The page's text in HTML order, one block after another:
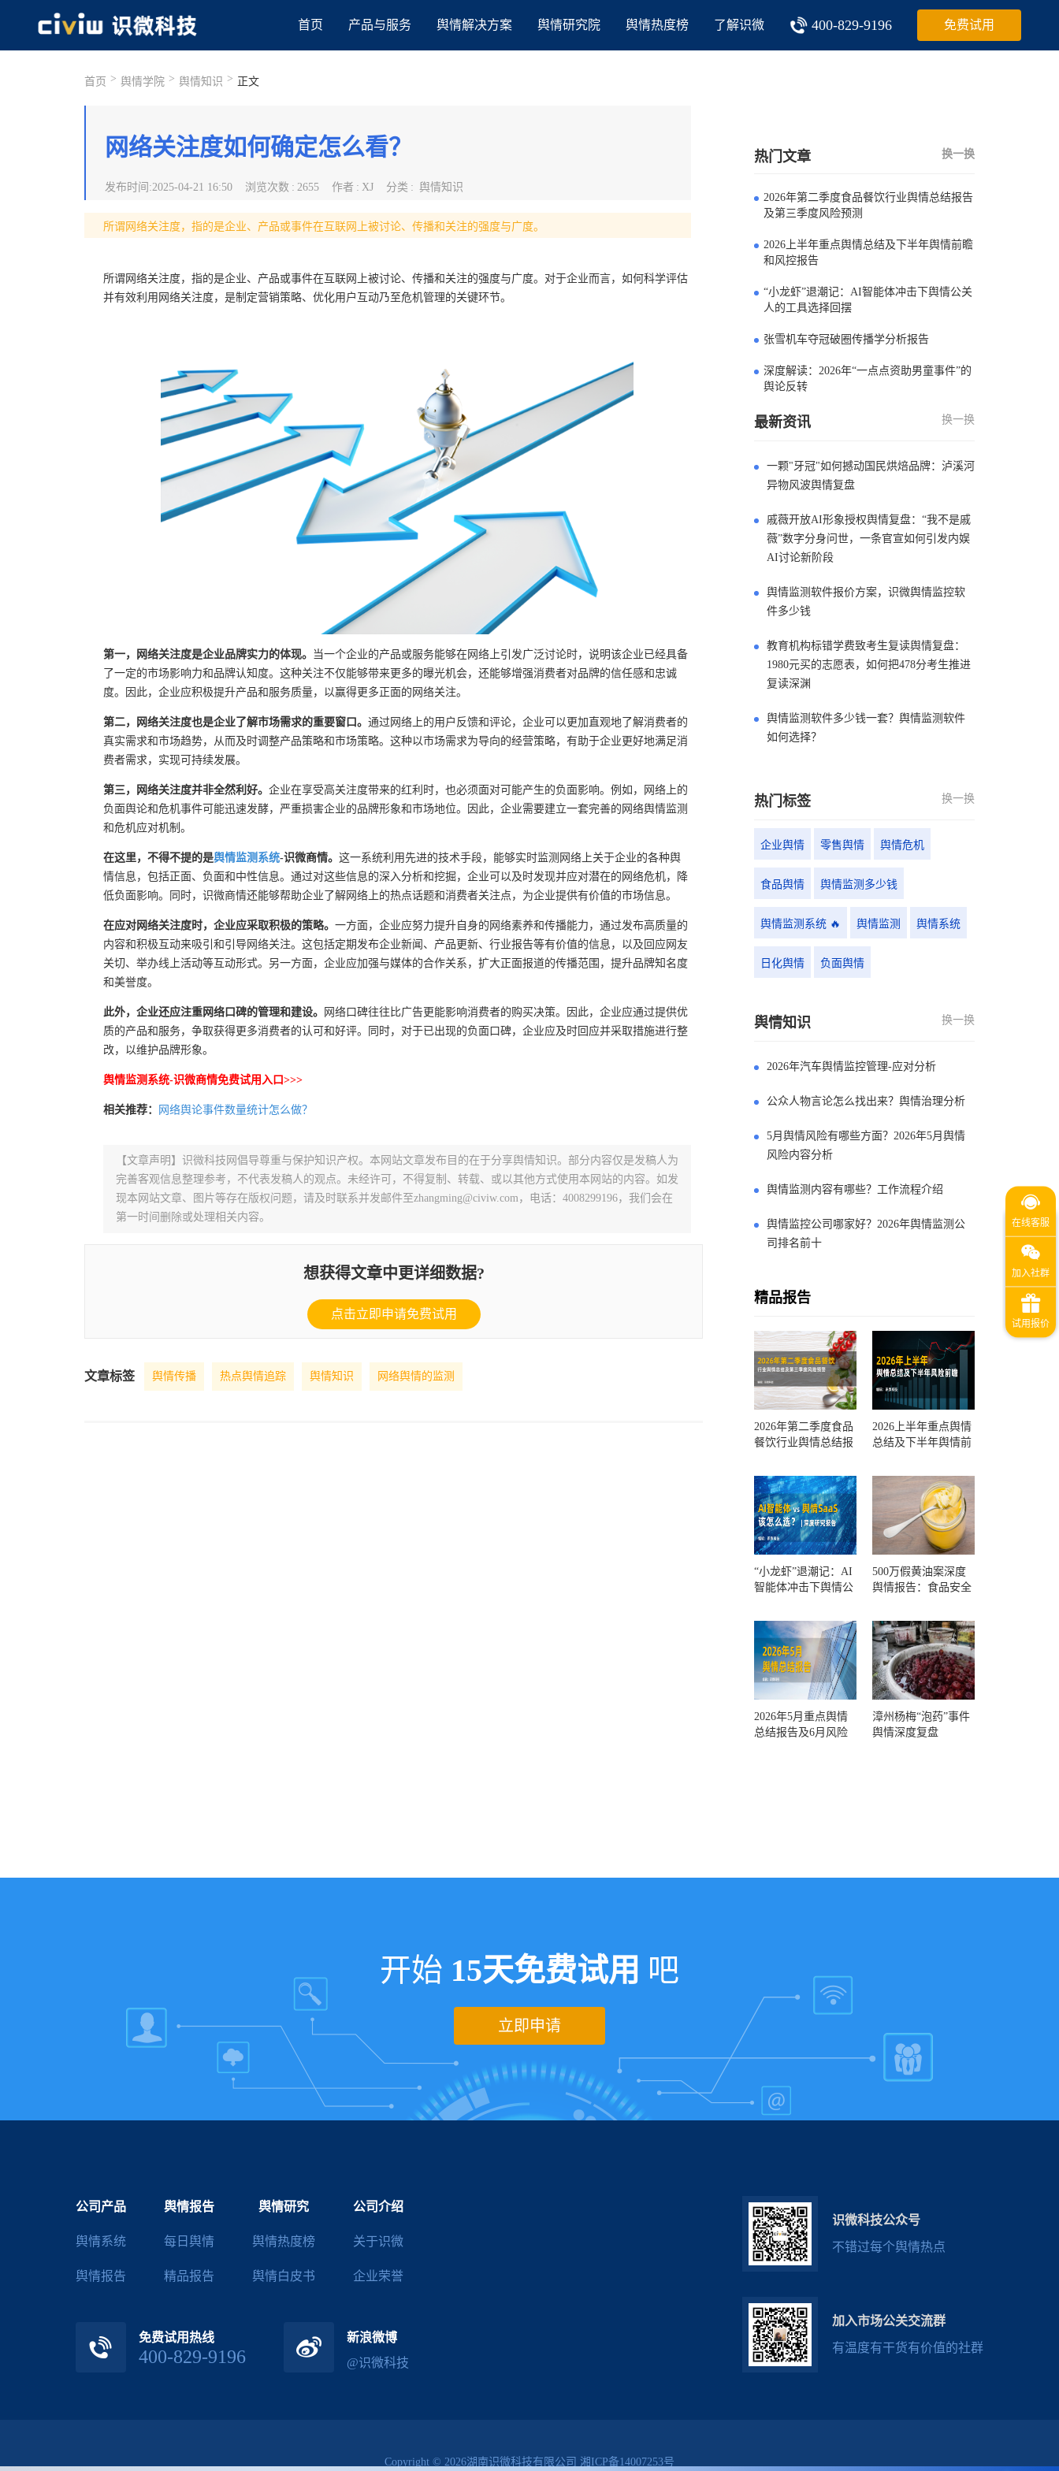
首页 产品与服务 舆情解决方案 舆情研究院 舆情热度榜 了解识微 400-829-9196 免费试用
首页 > 舆情学院 > 舆情知识 > 正文
网络关注度如何确定怎么看？
发布时间 :2025-04-21 16:50 浏览次数 : 2655 作者 : XJ 分类 : 舆情知识
所谓网络关注度，指的是企业、产品或事件在互联网上被讨论、传播和关注的强度与广度。
所谓网络关注度，指的是企业、产品或事件在互联网上被讨论、传播和关注的强度与广度。对于企业而言，如何科学评估
并有效利用网络关注度，是制定营销策略、优化用户互动乃至危机管理的关键环节。
第一，网络关注度是企业品牌实力的体现。
当一个企业的产品或服务能够在网络上引发广泛讨论时，说明该企业已经具备
了一定的市场影响力和品牌认知度。这种关注不仅能够带来更多的曝光机会，还能够增强消费者对品牌的信任感和忠诚
度。因此，企业应积极提升产品和服务质量，以赢得更多正面的网络关注。
第二，网络关注度也是企业了解市场需求的重要窗口。 通过网络上的用户反馈和评论，企业可以更加直观地了解消费者的
真实需求和市场趋势，从而及时调整产品策略和市场策略。这种以市场需求为导向的经营策略，有助于企业更好地满足消
费者需求，实现可持续发展。
第三，网络关注度并非全然利好。 企业在享受高关注度带来的红利时，也必须面对可能产生的负面影响。例如，网络上的
负面舆论和危机事件可能迅速发酵，严重损害企业的品牌形象和市场地位。因此，企业需要建立一套完善的网络舆情监测
和危机应对机制。
在这里，不得不提的是舆情监测系统-识微商情。 这一系统利用先进的技术手段，能够实时监测网络上关于企业的各种舆
情信息，包括正面、负面和中性信息。通过对这些信息的深入分析和挖掘，企业可以及时发现并应对潜在的网络危机，降
低负面影响。同时，识微商情还能够帮助企业了解网络上的热点话题和消费者关注点，为企业提供有价值的市场信息。
在应对网络关注度时，企业应采取积极的策略。 一方面，企业应努力提升自身的网络素养和传播能力，通过发布高质量的
内容和积极互动来吸引和引导网络关注。这包括定期发布企业新闻、产品更新、行业报告等有价值的信息，以及回应网友
关切、举办线上活动等互动形式。另一方面，企业应加强与媒体的合作关系，扩大正面报道的传播范围，提升品牌知名度
和美誉度。
此外，企业还应注重网络口碑的管理和建设。
网络口碑往往比广告更能影响消费者的购买决策。因此，企业应通过提供优
质的产品和服务，争取获得更多消费者的认可和好评。同时，对于已出现的负面口碑，企业应及时回应并采取措施进行整
改，以维护品牌形象。
舆情监测系统-识微商情免费试用入口>>>
相关推荐： 网络舆论事件数量统计怎么做？
【文章声明】识微科技网倡导尊重与保护知识产权。本网站文章发布目的在于分享舆情知识。部分内容仅是发稿人为
完善客观信息整理参考，不代表发稿人的观点。未经许可，不得复制、转载、或以其他方式使用本网站的内容。如发
现本网站文章、图片等存在版权问题，请及时联系并发邮件至zhangming@civiw.com，电话：4008299196，我们会在
第一时间删除或处理相关内容。
想获得文章中更详细数据?
点击立即申请免费试用
文章标签 舆情传播 热点舆情追踪 舆情知识 网络舆情的监测
热门文章 换一换
2026年第二季度食品餐饮行业舆情总结报告
及第三季度风险预测
2026上半年重点舆情总结及下半年舆情前瞻
和风控报告
“小龙虾”退潮记：AI智能体冲击下舆情公关
人的工具选择回摆
张雪机车夺冠破圈传播学分析报告
深度解读：2026年“一点点资助男童事件”的
舆论反转
最新资讯 换一换
一颗"牙冠"如何撼动国民烘焙品牌：泸溪河
异物风波舆情复盘
戚薇开放AI形象授权舆情复盘：“我不是戚
薇”数字分身问世，一条官宣如何引发内娱
AI讨论新阶段
舆情监测软件报价方案，识微舆情监控软
件多少钱
教育机构标错学费致考生复读舆情复盘：
1980元买的志愿表，如何把478分考生推进
复读深渊
舆情监测软件多少钱一套？舆情监测软件
如何选择？
热门标签 换一换
企业舆情 零售舆情 舆情危机
食品舆情 舆情监测多少钱
舆情监测系统 🔥 舆情监测 舆情系统
日化舆情 负面舆情
舆情知识 换一换
2026年汽车舆情监控管理-应对分析
公众人物言论怎么找出来？舆情治理分析
5月舆情风险有哪些方面？2026年5月舆情
风险内容分析
舆情监测内容有哪些？工作流程介绍
舆情监控公司哪家好？2026年舆情监测公
司排名前十
精品报告
2026年第二季度食品
餐饮行业舆情总结报
测
2026上半年重点舆情
总结及下半年舆情前
“小龙虾”退潮记：AI
智能体冲击下舆情公
500万假黄油案深度
舆情报告：食品安全
一环？
2026年5月重点舆情
总结报告及6月风险
漳州杨梅“泡药”事件
舆情深度复盘
开始 15天免费试用 吧
立即申请
公司产品
舆情系统
舆情报告
舆情报告
每日舆情
精品报告
舆情研究
舆情热度榜
舆情白皮书
公司介绍
关于识微
企业荣誉
免费试用热线
400-829-9196
新浪微博
@识微科技
识微科技公众号
不错过每个舆情热点
加入市场公关交流群
有温度有干货有价值的社群
Copyright © 2026湖南识微科技有限公司 湘ICP备14007253号